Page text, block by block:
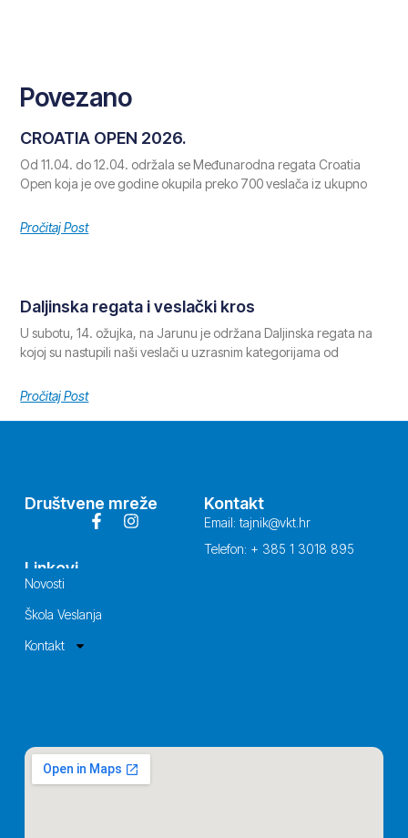
Povezano
CROATIA OPEN 2026.
Od 11.04. do 12.04. održala se Međunarodna regata Croatia
Open koja je ove godine okupila preko 700 veslača iz ukupno
Pročitaj Post
Daljinska regata i veslački kros
U subotu, 14. ožujka, na Jarunu je održana Daljinska regata na
kojoj su nastupili naši veslači u uzrasnim kategorijama od
Pročitaj Post
Društvene mreže Kontakt
Email: tajnik@vkt.hr
Telefon: + 385 1 3018 895
Linkovi
Novosti
Škola Veslanja
Kontakt